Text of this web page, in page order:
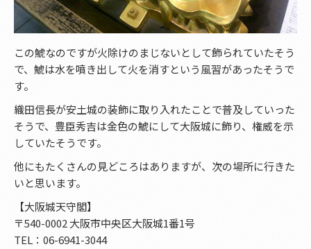
この鯱なのですが火除けのまじないとして飾られていたそう
で、鯱は水を噴き出して火を消すという風習があったそうで
す。
織田信長が安土城の装飾に取り入れたことで普及していった
そうで、豊臣秀吉は金色の鯱にして大阪城に飾り、権威を示
していたそうです。
他にもたくさんの見どころはありますが、次の場所に行きた
いと思います。
【大阪城天守閣】
〒540-0002 大阪市中央区大阪城1番1号
TEL：06-6941-3044